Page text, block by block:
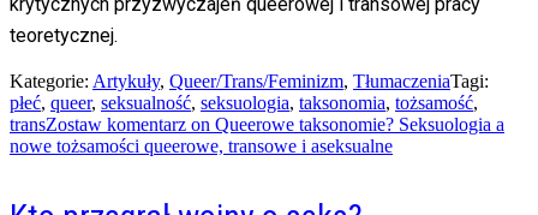
teoretycznej.
Kategorie: Artykuły, Queer/Trans/Feminizm, TłumaczeniaTagi:
płeć, queer, seksualność, seksuologia, taksonomia, tożsamość,
transZostaw komentarz on Queerowe taksonomie? Seksuologia a
nowe tożsamości queerowe, transowe i aseksualne